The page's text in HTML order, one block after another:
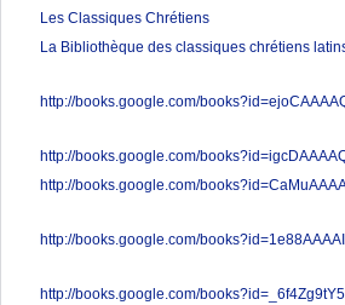
Les Classiques Chrétiens
La Bibliothèque des classiques chrétiens
http://books.google.com/
http://books.google.com/
http://books.google.com/
http://books.google.com/
http://books.google.com/